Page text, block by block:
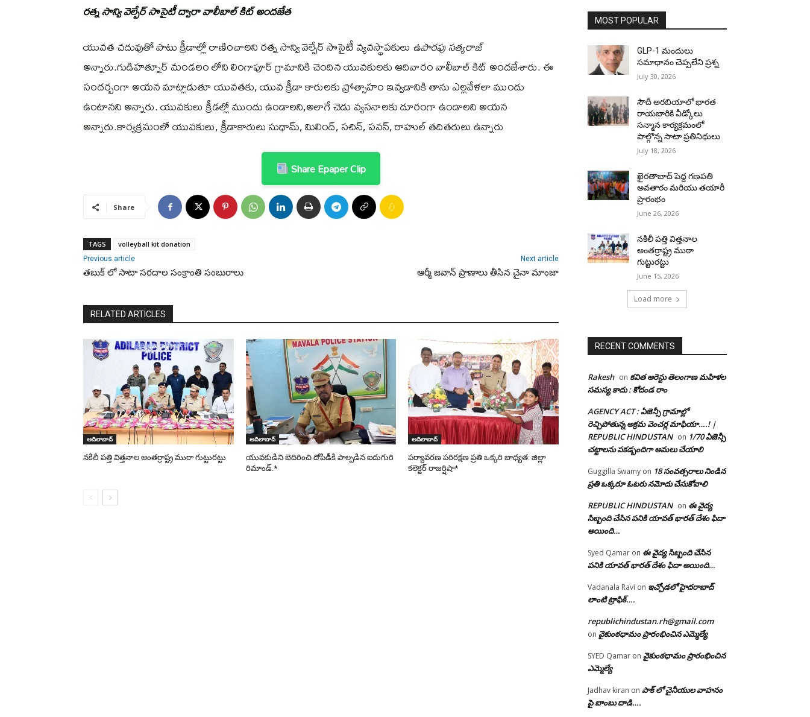
రత్న సాన్వి వెల్పేర్ సొసైటీ ద్వారా వాలీబాల్ కిట్ అందజేత
యువత చదువుతో పాటు క్రీడాల్లో రాణించాలని రత్న సాన్వి వెల్పేర్ సొసైటీ వ్యవస్థాపకులు ఉపారపు సత్యరాజ్
అన్నారు.గుడిహత్నూర్ మండలం లోని లింగాపూర్ గ్రామానికి చెందిన యువకులకు ఆదివారం వాలీబాల్ కిట్ అందజేశారు. ఈ
సందర్బంగా అయన మాట్లాడుతూ యువతకు, యువ క్రీడా కారులకు ప్రోత్సాహం ఇవ్వడానికి తాను ఎల్లవేళలా ముందు
ఉంటానని అన్నారు. యువకులు క్రీడల్లో ముందు ఉండాలని,అలాగే చెడు వ్యసనాలకు దూరంగా ఉండాలని అయన
అన్నారు.కార్యక్రమంలో యువకులు, క్రీడాకారులు సుధామ్, మిలింద్, సచిన్, పవన్, రాహుల్ తదితరులు ఉన్నారు
Share Epaper Clip
Share
TAGS volleyball kit donation
Previous article
తబుక్ లో సాటా సరదాల సంక్రాంతి సంబురాలు
Next article
ఆర్మీ జవాన్ ప్రాణాలు తీసిన చైనా మాంజా
RELATED ARTICLES
ఆదిలాబాద్
నకిలీ పత్తి విత్తనాల అంతర్రాష్ట్ర ముఠా గుట్టురట్టు
ఆదిలాబాద్
యువకుడిని బెదిరించి దోపిడీకి పాల్పడిన ఐదుగురి
రిమాండ్.*
ఆదిలాబాద్
పర్యావరణ పరిరక్షణ ప్రతి ఒక్కరి బాధ్యత: జిల్లా
కలెక్టర్ రాజర్షిషా*
MOST POPULAR
GLP-1 మందులు
సమాధానం చెప్పలేని ప్రశ్న
July 30, 2026
సౌదీ అరబియాలో భారత
రాయబారికి వీడ్కోలు
సన్మాన కార్యక్రమంలో
పాల్గొన్న సాటా ప్రతినిధులు
July 18, 2026
ఖైరతాబాద్ పెద్ద గణపతి
అవతారం మరియు తయారీ
ప్రారంభం
June 26, 2026
నకిలీ పత్తి విత్తనాల
అంతర్రాష్ట్ర ముఠా
గుట్టురట్టు
June 15, 2026
Load more
RECENT COMMENTS
Rakesh on కవిత అరెస్టు తెలంగాణ మహిళల
సమస్య కాదు : కోదండ రాం
AGENCY ACT : ఏజెన్సీ గ్రామాల్లో
రెచ్చిపోతున్న అక్రమ వెంచర్ల మాఫియా….! |
REPUBLIC HINDUSTAN on 1/70 ఏజెన్సీ
చట్టాలను పకడ్బందిగా అమలు చేయాలి
Guggilla Swamy on 18 సంవత్సరాలు నిండిన
ప్రతి ఒక్కరూ ఓటరు నమోదు చేసుకోవాలి
REPUBLIC HINDUSTAN on ఈ వైద్య
సిబ్బంది చేసిన పనికి యావత్ భారత్ దేశం ఫిదా
అయింది…
Syed Qamar on ఈ వైద్య సిబ్బంది చేసిన
పనికి యావత్ భారత్ దేశం ఫిదా అయింది…
Vadanala Ravi on ఇచ్చోడలో హైదరాబాద్
లాంటి ట్రాఫిక్….
republichindustan.rh@gmail.com
on వైకుంఠధామం ప్రారంభించిన ఎమ్మెల్యే
SYED Qamar on వైకుంఠధామం ప్రారంభించిన
ఎమ్మెల్యే
Jadhav kiran on పాక్ లో చైనీయుల వాహనం
పై బాంబు దాడి….